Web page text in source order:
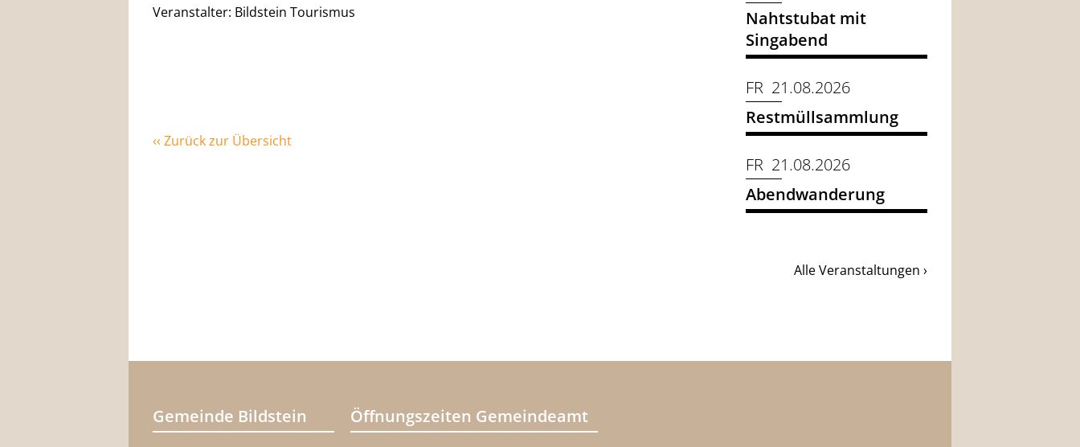
Veranstalter: Bildstein Tourismus
‹‹ Zurück zur Übersicht
Nahtstubat mit
Singabend
FR 21.08.2026
Restmüllsammlung
FR 21.08.2026
Abendwanderung
Alle Veranstaltungen ›
Gemeinde Bildstein Öffnungszeiten Gemeindeamt